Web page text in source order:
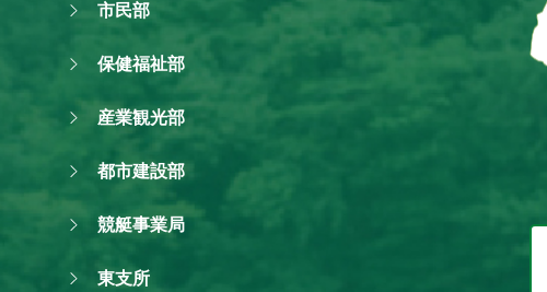
市民部
保健福祉部
産業観光部
都市建設部
競艇事業局
東支所